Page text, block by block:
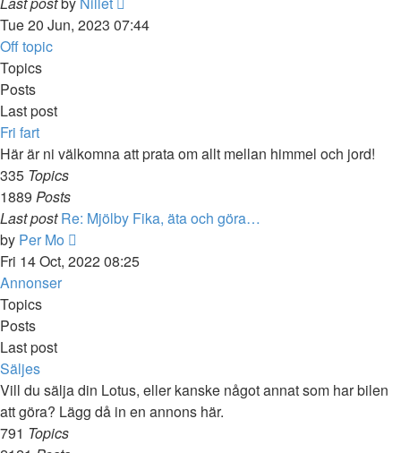
the
Tue 20 Jun, 2023 07:44
Off topic
Topics
Posts
Last post
Fri fart
Här är ni välkomna att prata om allt mellan himmel och jord!
335 Topics
1889 Posts
Last post Re: Mjölby Fika, äta och göra…
by Per Mo
the
Fri 14 Oct, 2022 08:25
Annonser
Topics
Posts
Last post
Säljes
Vill du sälja din Lotus, eller kanske något annat som har bilen
att göra? Lägg då in en annons här.
791 Topics